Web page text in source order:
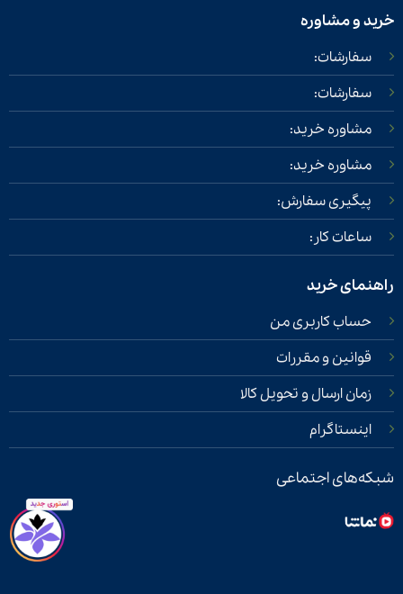
خرید و مشاوره
سفارشات:
سفارشات:
مشاوره خرید:
مشاوره خرید:
پیگیری سفارش:
ساعات کار:
راهنمای خرید
حساب کاربری من
قوانین و مقررات
زمان ارسال و تحویل کالا
اینستاگرام
شبکه‌های اجتماعی